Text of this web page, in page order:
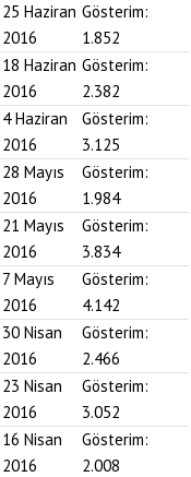
25 Haziran
2016
Gösterim:
1.852
18 Haziran
2016
Gösterim:
2.382
4 Haziran
2016
Gösterim:
3.125
28 Mayıs
2016
Gösterim:
1.984
21 Mayıs
2016
Gösterim:
3.834
7 Mayıs
2016
Gösterim:
4.142
30 Nisan
2016
Gösterim:
2.466
23 Nisan
2016
Gösterim:
3.052
16 Nisan
2016
Gösterim:
2.008